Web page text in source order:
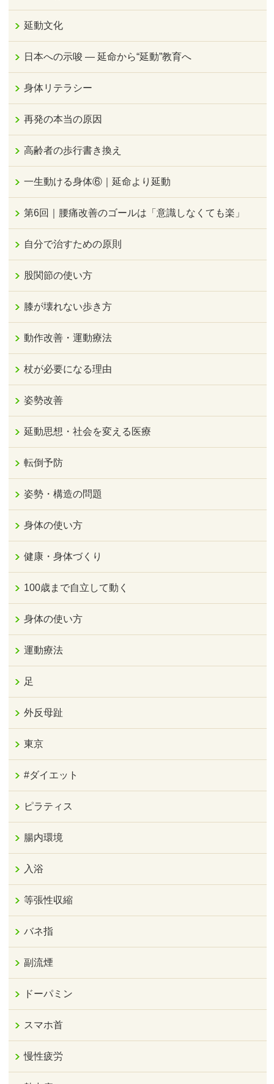
延動文化
日本への示唆 ― 延命から“延動”教育へ
身体リテラシー
再発の本当の原因
高齢者の歩行書き換え
一生動ける身体⑥｜延命より延動
第6回｜腰痛改善のゴールは「意識しなくても楽」
自分で治すための原則
股関節の使い方
膝が壊れない歩き方
動作改善・運動療法
杖が必要になる理由
姿勢改善
延動思想・社会を変える医療
転倒予防
姿勢・構造の問題
身体の使い方
健康・身体づくり
100歳まで自立して動く
身体の使い方
運動療法
足
外反母趾
東京
#ダイエット
ピラティス
腸内環境
入浴
等張性収縮
バネ指
副流煙
ドーパミン
スマホ首
慢性疲労